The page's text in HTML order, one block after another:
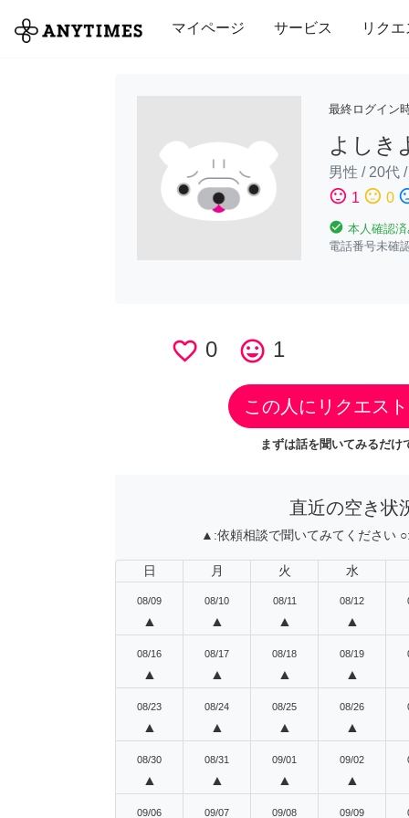
マイページ サービス リクエ
全て 修理・組立 家事 引っ越し
最終ログイン
よしき
男性 / 20代 /
sentiment_satisfied 1 sentiment_neutral 0
check_circle 本人確認
電話番号未確
favorite_border 0 tag_faces 1
この人にリクエス
まずは話を聞いてみるだけ
直近の空き状
▲:依頼相談で聞いてみてください ○:
日 月 火 水
08/09
▲
08/10
▲
08/11
▲
08/12
▲
08/16
▲
08/17
▲
08/18
▲
08/19
▲
08/23
▲
08/24
▲
08/25
▲
08/26
▲
08/30
▲
08/31
▲
09/01
▲
09/02
▲
09/06 09/07 09/08 09/09